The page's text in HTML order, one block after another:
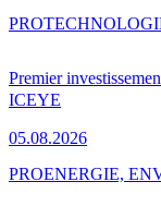
Premier
ICEYE
05.08.2026
PRO
PROENERGIE,